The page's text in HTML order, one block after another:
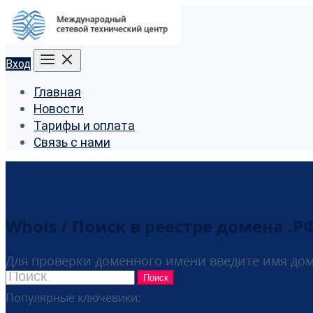
Вход
Главная
Новости
Тарифы и оплата
Связь с нами
Whois / Поиск в реестре домена
Для проверки доменного имени введите имя
Поиск
Популярные ключевики: